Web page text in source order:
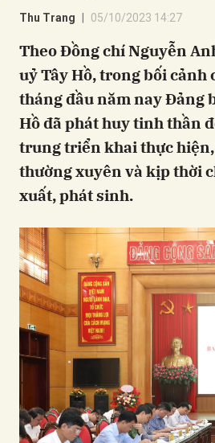
Thu Trang 05/10/2023 14:27
Theo Đồng chí Nguyễn
uỷ Tây Hồ, trong bối
tháng đầu năm nay Đảng
Hồ đã phát huy tinh thần
trung triển khai thực
thường xuyên và kịp thời
xuất, phát sinh.